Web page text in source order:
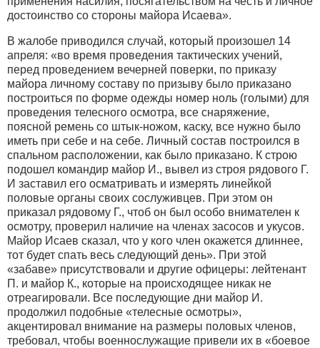
достоинство со стороны майора Исаева».
В жалобе приводился случай, который произошел 14
апреля: «во время проведения тактических учений,
перед проведением вечерней поверки, по приказу
майора личному составу по призыву было приказано
построиться по форме одежды номер ноль (голыми) для
проведения телесного осмотра, все снаряжение,
поясной ремень со штык-ножом, каску, все нужно было
иметь при себе и на себе. Личный состав построился в
спальном расположении, как было приказано. К строю
подошел командир майор И., вывел из строя рядового Г.
И заставил его осматривать и измерять линейкой
половые органы своих сослуживцев. При этом он
приказал рядовому Г., чтоб он был особо внимателен к
осмотру, проверил наличие на членах засосов и укусов.
Майор Исаев сказал, что у кого член окажется длиннее,
тот будет спать весь следующий день». При этой
«забаве» присутствовали и другие офицеры: лейтенант
П. и майор К., которые на происходящее никак не
отреагировали. Все последующие дни майор И.
продолжил подобные «телесные осмотры»,
акцентировал внимание на размеры половых членов,
требовал, чтобы военнослужащие привели их в «боевое